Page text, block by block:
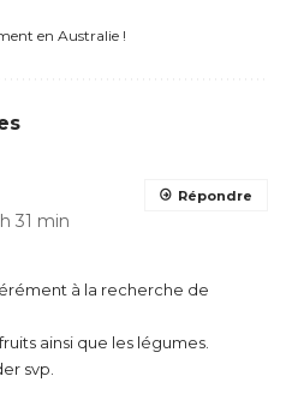
en Australie !
31 min
à la recherche de
ainsi que les légumes.
svp.
Répondre